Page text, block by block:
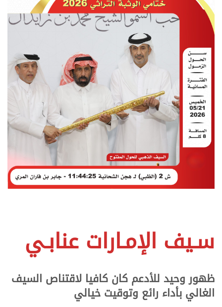
سـيف الإمـارات عنابـي
ظهور وحيد للأدعم كان كافيا لاقتناص السيف
الغالي بأداء رائع وتوقيت خيالي